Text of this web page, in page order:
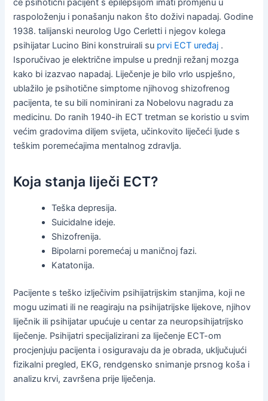
će psihotični pacijent s epilepsijom imati promjenu u
raspoloženju i ponašanju nakon što doživi napadaj. Godine
1938. talijanski neurolog Ugo Cerletti i njegov kolega
psihijatar Lucino Bini konstruirali su prvi ECT uređaj .
Isporučivao je električne impulse u prednji režanj mozga
kako bi izazvao napadaj. Liječenje je bilo vrlo uspješno,
ublažilo je psihotične simptome njihovog shizofrenog
pacijenta, te su bili nominirani za Nobelovu nagradu za
medicinu. Do ranih 1940-ih ECT tretman se koristio u svim
većim gradovima diljem svijeta, učinkovito liječeći ljude s
teškim poremećajima mentalnog zdravlja.
Koja stanja liječi ECT?
Teška depresija.
Suicidalne ideje.
Shizofrenija.
Bipolarni poremećaj u maničnoj fazi.
Katatonija.
Pacijente s teško izlječivim psihijatrijskim stanjima, koji ne
mogu uzimati ili ne reagiraju na psihijatrijske lijekove, njihov
liječnik ili psihijatar upućuje u centar za neuropsihijatrijsko
liječenje. Psihijatri specijalizirani za liječenje ECT-om
procjenjuju pacijenta i osiguravaju da je obrada, uključujući
fizikalni pregled, EKG, rendgensko snimanje prsnog koša i
analizu krvi, završena prije liječenja.